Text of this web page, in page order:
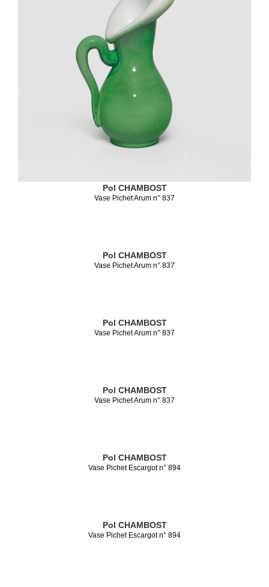
Pol CHAMBOST
Vase Pichet Arum n° 837
Pol CHAMBOST
Vase Pichet Arum n° 837
Pol CHAMBOST
Vase Pichet Arum n° 837
Pol CHAMBOST
Vase Pichet Arum n° 837
Pol CHAMBOST
Vase Pichet Escargot n° 894
Pol CHAMBOST
Vase Pichet Escargot n° 894